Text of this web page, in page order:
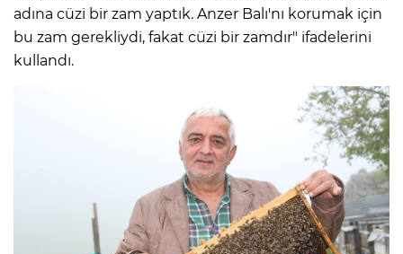
adına cüzi bir zam yaptık. Anzer Balı'nı korumak için
bu zam gerekliydi, fakat cüzi bir zamdır" ifadelerini
kullandı.